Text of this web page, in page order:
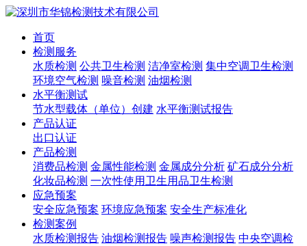
首页
检测服务
水质检测 公共卫生检测 洁净室检测 集中空调卫生检测
环境空气检测 噪音检测 油烟检测
水平衡测试
节水型载体（单位）创建 水平衡测试报告
产品认证
出口认证
产品检测
消费品检测 金属性能检测 金属成分分析 矿石成分分析
化妆品检测 一次性使用卫生用品卫生检测
应急预案
安全应急预案 环境应急预案 安全生产标准化
检测案例
水质检测报告 油烟检测报告 噪声检测报告 中央空调检